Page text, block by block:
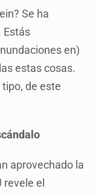
Se ha
Estás
en)
estas cosas.
de este
aprovechado la
el